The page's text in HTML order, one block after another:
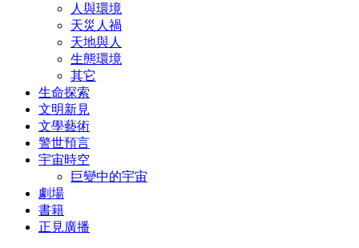
人與環境
天災人禍
天地與人
生態環境
其它
生命探索
文明新見
文學藝術
警世預言
宇宙時空
巨變中的宇宙
劇場
書籍
正見廣播